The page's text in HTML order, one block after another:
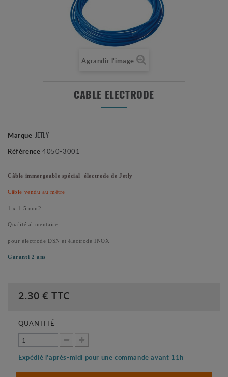
Agrandir l'image
CÂBLE ELECTRODE
Marque JETLY
Référence 4050-3001
Câble immergeable spécial électrode de Jetly
Câble vendu au mètre
1 x 1.5 mm2
Qualité alimentaire
pour électrode DSN et électrode INOX
Garanti 2 ans
2.30 € TTC
QUANTITÉ
Expédié l'après-midi pour une commande avant 11h